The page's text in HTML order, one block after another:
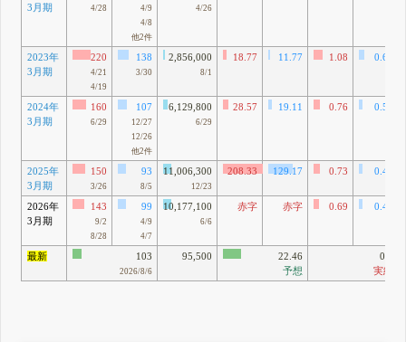
3月期
4/28
4/9
4/8
他2件
4/26
2023年
3月期
220
4/21
4/19
138
3/30
2,856,000
8/1
18.77 11.77 1.08 0.68
2024年
3月期
160
6/29
107
12/27
12/26
他2件
6,129,800
6/29
28.57 19.11 0.76 0.51
2025年
3月期
150
3/26
93
8/5
11,006,300
12/23
208.33 129.17 0.73 0.45
2026年
3月期
143
9/2
8/28
99
4/9
4/7
10,177,100
6/6
赤字 赤字 0.69 0.48
最新 103
2026/8/6
95,500
22.46
予想
0.5
実績